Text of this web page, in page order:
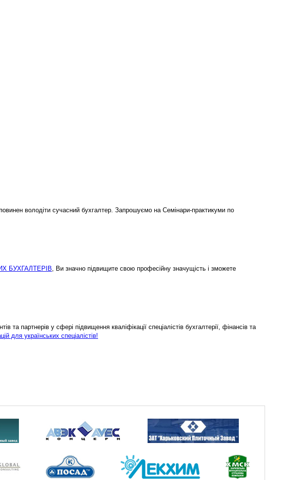
володіти сучасний бухгалтер. Запрошуємо на Семінари-практикуми по
БУХГАЛТЕРІВ, Ви значно підвищите свою професійну значущість і зможете
партнерів у сфері підвищення кваліфікації спеціалістів бухгалтерії, фінансів та
для українських спеціалістів!